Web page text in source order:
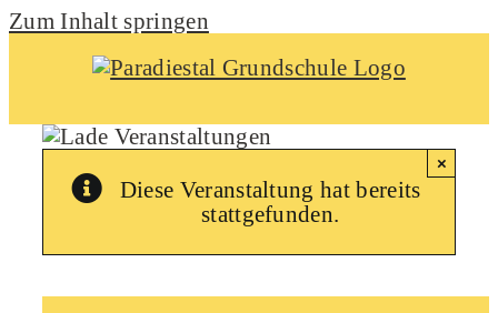
Zum Inhalt springen
Diese Veranstaltung hat bereits
stattgefunden.
×